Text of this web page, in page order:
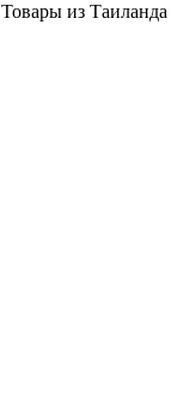
Товары из